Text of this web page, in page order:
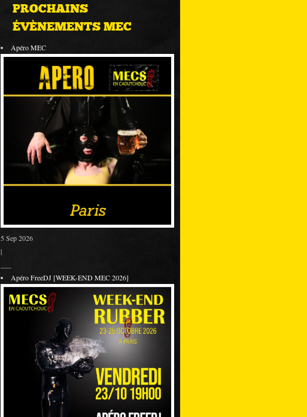
PROCHAINS
ÉVÈNEMENTS MEC
Apéro MEC
5 Sep 2026
|
Apéro FreeDJ [WEEK-END MEC 2026]